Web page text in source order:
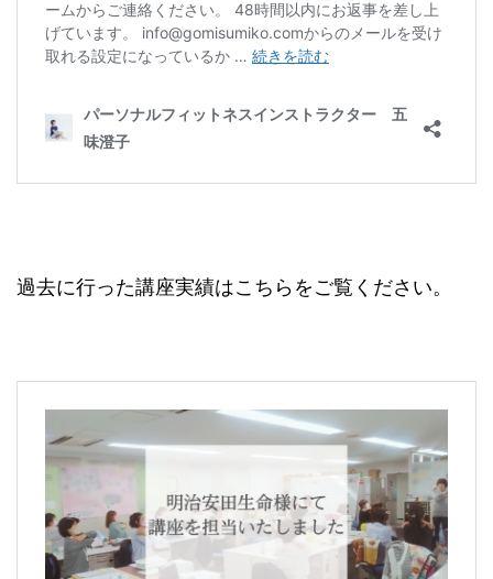
過去に行った講座実績はこちらをご覧ください。